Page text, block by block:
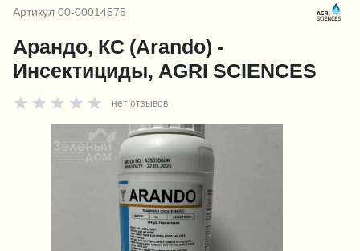
Артикул 00-00014575
Арандо, КС (Arando) -
Инсектициды, AGRI SCIENCES
нет отзывов